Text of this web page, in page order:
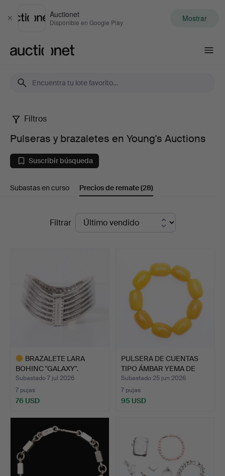
Cerrar
Auctionet
Disponible en Google Play Mostrar
Pulseras
brazaletes
en
Young's
Filtros
Pulseras y brazaletes en Young's Auctions
Suscribir búsqueda
Subastas en curso Precios de remate(28)
Filtrar
BRAZALETE LARA
BOHINC "GALAXY".
Subastado 7 jul 2026
7 pujas
76 USD
seleccionado
PULSERA DE CUENTAS
TIPO ÁMBAR YEMA DE
HUEV…
Subastado 25 jun 2026
7 pujas
95 USD